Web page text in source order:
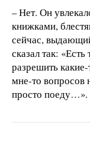
– Нет. Он
книжками,
сейчас,
сказал так:
разрешить
мне-то вопросов
просто поеду…».